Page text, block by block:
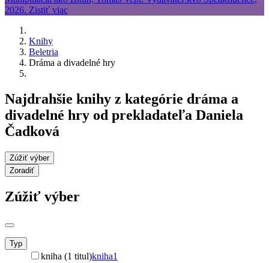
Knihy
Beletria
Dráma a divadelné hry
Najdrahšie knihy z kategórie dráma a
divadelné hry od prekladateľa Daniela
Čadková
Zúžiť výber
Zoradiť
Zúžiť výber
Typ
kniha (1 titul)kniha1